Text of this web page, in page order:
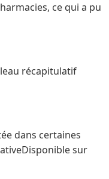
ce qui a pu
récapitulatif
dans certaines
sur